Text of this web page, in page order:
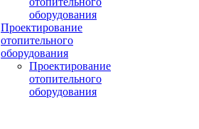
оборудования
Проектирование
отопительного
оборудования
Проектирование
отопительного
оборудования